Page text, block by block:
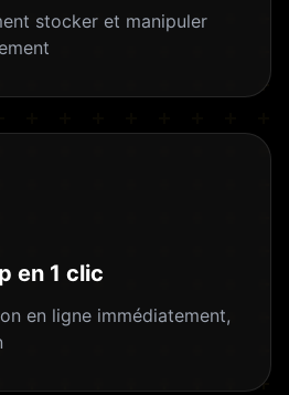
stocker et manipuler
en 1 clic
en ligne immédiatement,